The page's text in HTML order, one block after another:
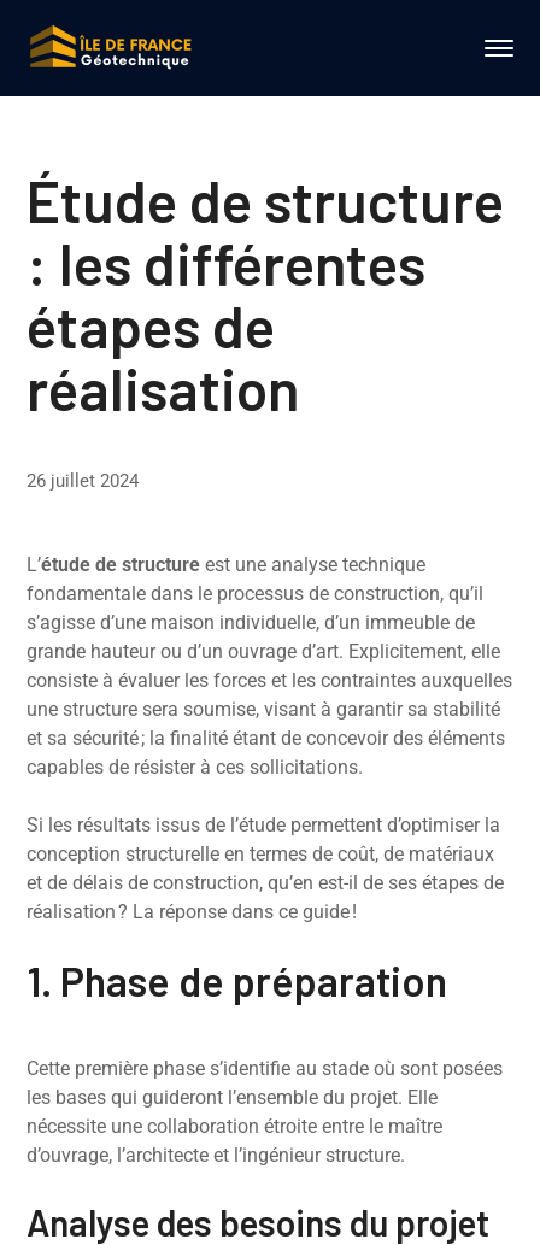
Étude de structure
: les différentes
étapes de
réalisation
26 juillet 2024
L’étude de structureest une analyse technique
fondamentale dans le processus de construction, qu’il
s’agisse d’une maison individuelle, d’un immeuble de
grande hauteur ou d’un ouvrage d’art. Explicitement, elle
consiste à évaluer les forces et les contraintes auxquelles
une structure sera soumise, visant à garantir sa stabilité
et sa sécurité ; la finalité étant de concevoir des éléments
capables de résister à ces sollicitations.
Si les résultats issus de l’étude permettent d’optimiser la
conception structurelle en termes de coût, de matériaux
et de délais de construction, qu’en est-il de ses étapes de
réalisation ? La réponse dans ce guide !
1. Phase de préparation
Cette première phase s’identifie au stade où sont posées
les bases qui guideront l’ensemble du projet. Elle
nécessite une collaboration étroite entre le maître
d’ouvrage, l’architecte et l’ingénieur structure.
Analyse des besoins du projet